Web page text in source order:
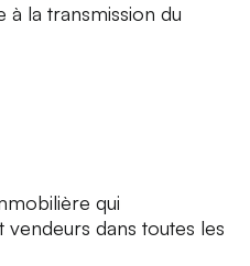
à la transmission du
qui
dans toutes les